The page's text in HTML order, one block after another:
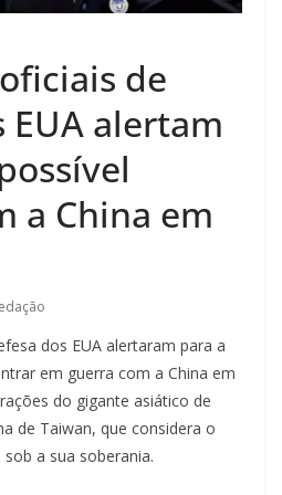
de
EUA alertam
a China em
dos EUA alertaram para a
em guerra com a China em
do gigante asiático de
de Taiwan, que considera o
a sua soberania.